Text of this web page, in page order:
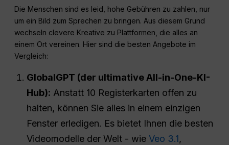
Die Menschen sind es leid, hohe Gebühren zu zahlen, nur
um ein Bild zum Sprechen zu bringen. Aus diesem Grund
wechseln clevere Kreative zu Plattformen, die alles an
einem Ort vereinen. Hier sind die besten Angebote im
Vergleich:
GlobalGPT (der ultimative All-in-One-KI-
Hub): Anstatt 10 Registerkarten offen zu
halten, können Sie alles in einem einzigen
Fenster erledigen. Es bietet Ihnen die besten
Videomodelle der Welt - wieVeo 3.1,